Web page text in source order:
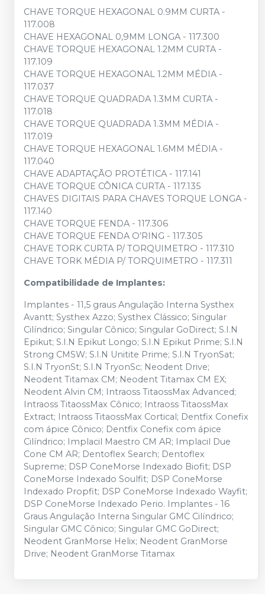
CHAVE TORQUE HEXAGONAL 0.9MM CURTA -
117.008
CHAVE HEXAGONAL 0,9MM LONGA - 117.300
CHAVE TORQUE HEXAGONAL 1.2MM CURTA -
117.109
CHAVE TORQUE HEXAGONAL 1.2MM MÉDIA -
117.037
CHAVE TORQUE QUADRADA 1.3MM CURTA -
117.018
CHAVE TORQUE QUADRADA 1.3MM MÉDIA -
117.019
CHAVE TORQUE HEXAGONAL 1.6MM MÉDIA -
117.040
CHAVE ADAPTAÇÃO PROTÉTICA - 117.141
CHAVE TORQUE CÔNICA CURTA - 117.135
CHAVES DIGITAIS PARA CHAVES TORQUE LONGA -
117.140
CHAVE TORQUE FENDA - 117.306
CHAVE TORQUE FENDA O’RING - 117.305
CHAVE TORK CURTA P/ TORQUIMETRO - 117.310
CHAVE TORK MÉDIA P/ TORQUIMETRO - 117.311
Compatibilidade de Implantes:
Implantes - 11,5 graus Angulação Interna Systhex
Avantt; Systhex Azzo; Systhex Clássico; Singular
Cilíndrico; Singular Cônico; Singular GoDirect; S.I.N
Epikut; S.I.N Epikut Longo; S.I.N Epikut Prime; S.I.N
Strong CMSW; S.I.N Unitite Prime; S.I.N TryonSat;
S.I.N TryonSt; S.I.N TryonSc; Neodent Drive;
Neodent Titamax CM; Neodent Titamax CM EX;
Neodent Alvin CM; Intraoss TitaossMax Advanced;
Intraoss TitaossMax Cônico; Intraoss TitaossMax
Extract; Intraoss TitaossMax Cortical; Dentfix Conefix
com ápice Cônico; Dentfix Conefix com ápice
Cilíndrico; Implacil Maestro CM AR; Implacil Due
Cone CM AR; Dentoflex Search; Dentoflex
Supreme; DSP ConeMorse Indexado Biofit; DSP
ConeMorse Indexado Soulfit; DSP ConeMorse
Indexado Propfit; DSP ConeMorse Indexado Wayfit;
DSP ConeMorse Indexado Perio. Implantes - 16
Graus Angulação Interna Singular GMC Cilíndrico;
Singular GMC Cônico; Singular GMC GoDirect;
Neodent GranMorse Helix; Neodent GranMorse
Drive; Neodent GranMorse Titamax